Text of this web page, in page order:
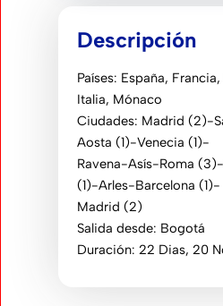
Descripción
Países: España,
Italia, Mónaco
Ciudades: Madrid (2)-
Aosta (1)-Venecia (1)-
Ravena-Asís-Roma
(1)-Arles-Barcelona (1)-
Madrid (2)
Salida desde: Bogotá
Duración: 22 Dias, 20